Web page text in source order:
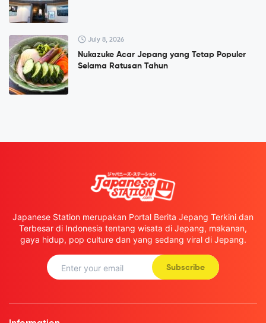
July 8, 2026
Nukazuke Acar Jepang yang Tetap Populer
Selama Ratusan Tahun
Japanese Station merupakan Portal Berita Jepang Terkini dan
Terbesar di Indonesia tentang wisata di Jepang, makanan,
gaya hidup, pop culture dan yang sedang viral di Jepang.
Subscribe